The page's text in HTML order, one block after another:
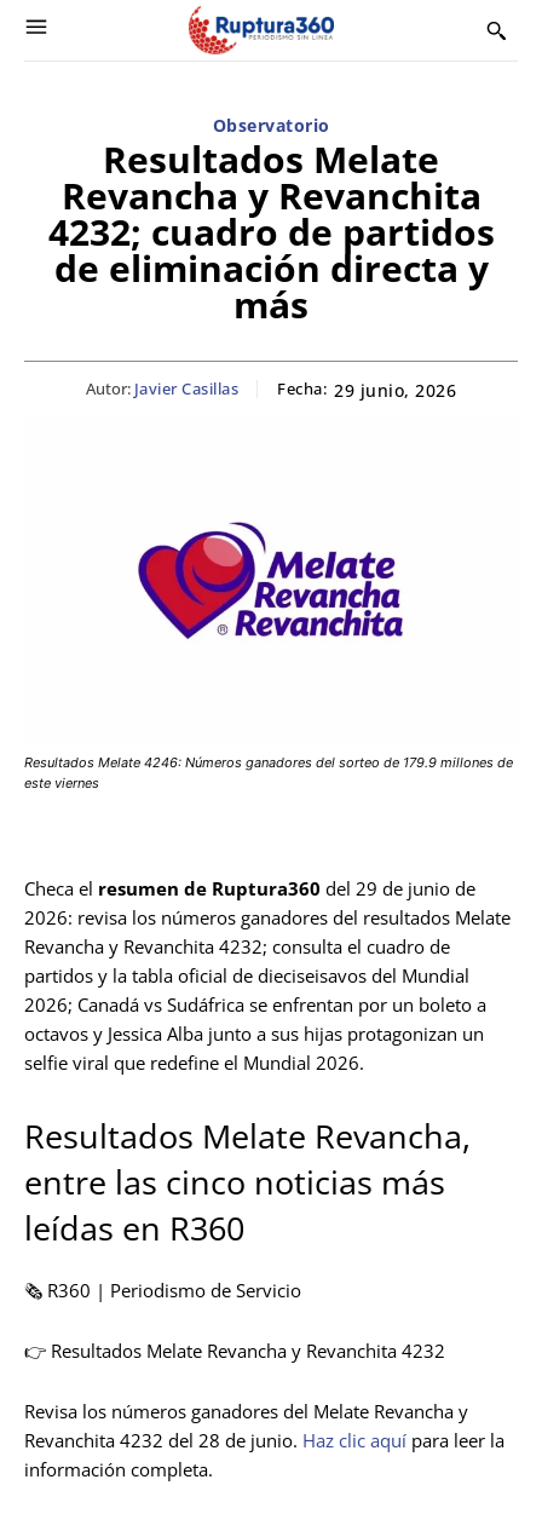
Observatorio
Resultados Melate
Revancha y Revanchita
4232; cuadro de partidos
de eliminación directa y
más
Autor: Javier Casillas Fecha: 29 junio, 2026
Resultados Melate 4246: Números ganadores del sorteo de 179.9 millones de
este viernes
Checa el resumen de Ruptura360 del 29 de junio de
2026: revisa los números ganadores del resultados Melate
Revancha y Revanchita 4232; consulta el cuadro de
partidos y la tabla oficial de dieciseisavos del Mundial
2026; Canadá vs Sudáfrica se enfrentan por un boleto a
octavos y Jessica Alba junto a sus hijas protagonizan un
selfie viral que redefine el Mundial 2026.
Resultados Melate Revancha,
entre las cinco noticias más
leídas en R360
🗞️ R360 | Periodismo de Servicio
👉 Resultados Melate Revancha y Revanchita 4232
Revisa los números ganadores del Melate Revancha y
Revanchita 4232 del 28 de junio. Haz clic aquí para leer la
información completa.